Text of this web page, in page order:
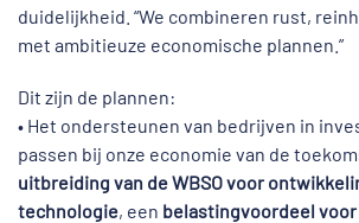
duidelijkheid. “We combineren rust,
met ambitieuze economische plannen.”
Dit zijn de plannen:
• Het ondersteunen van bedrijven in
passen bij onze economie van de
uitbreiding van de WBSO voor
technologie, een belastingvoordeel